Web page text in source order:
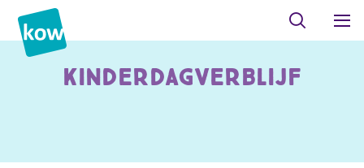
Kinderdagverblijf